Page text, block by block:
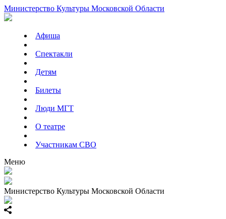
Министерство Культуры Московской Области
Афиша
Спектакли
Детям
Билеты
Люди МГТ
О театре
Участникам СВО
Меню
Министерство Культуры Московской Области